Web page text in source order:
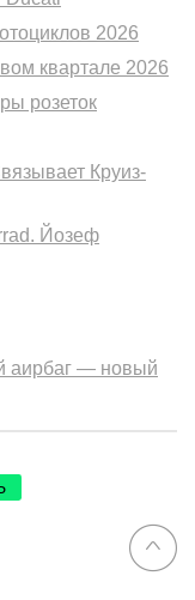
2026
квартале 2026
розеток
Круиз-
Йозеф
аирбаг — новый